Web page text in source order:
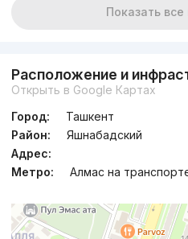
Показать
Расположение и
Открыть в Google Картах
Город:
Ташкент
Район:
Яшнабадский
Адрес:
Метро:
Алмас на